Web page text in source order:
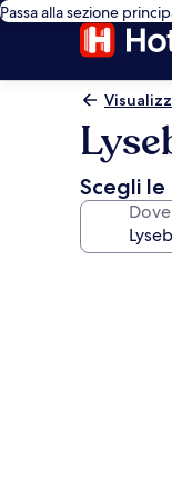
Passa alla sezione
Scegli